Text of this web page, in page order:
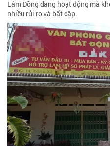
Lâm Đồng đang hoạt động mà
nhiều rủi ro và bất cập.